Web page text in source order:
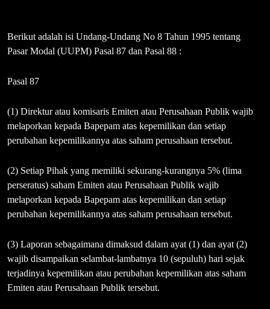
Berikut adalah isi Undang-Undang No 8 Tahun 1995 tentang
Pasar Modal (UUPM) Pasal 87 dan Pasal 88 :
Pasal 87
(1) Direktur atau komisaris Emiten atau Perusahaan Publik wajib
melaporkan kepada Bapepam atas kepemilikan dan setiap
perubahan kepemilikannya atas saham perusahaan tersebut.
(2) Setiap Pihak yang memiliki sekurang-kurangnya 5% (lima
perseratus) saham Emiten atau Perusahaan Publik wajib
melaporkan kepada Bapepam atas kepemilikan dan setiap
perubahan kepemilikannya atas saham perusahaan tersebut.
(3) Laporan sebagaimana dimaksud dalam ayat (1) dan ayat (2)
wajib disampaikan selambat-lambatnya 10 (sepuluh) hari sejak
terjadinya kepemilikan atau perubahan kepemilikan atas saham
Emiten atau Perusahaan Publik tersebut.